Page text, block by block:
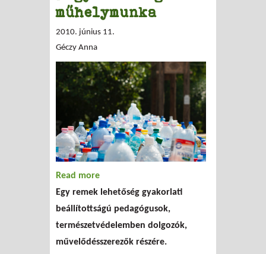
műhelymunka
2010. június 11.
Géczy Anna
Read more
meghonosítása Magyarországon
műhelymunka
Egy remek lehetőség gyakorlati
beállítottságú pedagógusok,
természetvédelemben dolgozók,
művelődésszerezők részére.